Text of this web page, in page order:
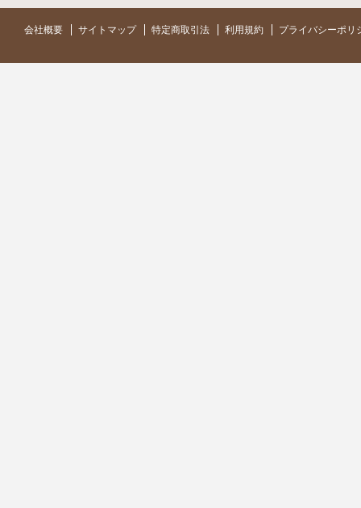
会社概要 サイトマップ 特定商取引法 利用規約 プライバシーポリ